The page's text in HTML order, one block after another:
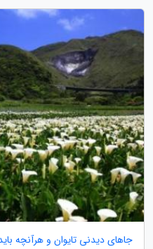
جاهای دیدنی تایوان و هرآنچه